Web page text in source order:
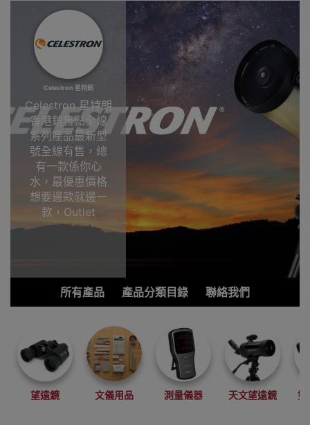
Celestron 星特朗
Celestron 星特朗
香港銷售點全線
系列產品最新型
號全線有售，總
有一款係你心
水，最優惠價格
想要邊款就邊一
款，Outlet
Express HK香港
所有產品
產品分類目錄 聯絡我們
望遠鏡 文儀用品 測量儀器 天文望遠鏡 雙